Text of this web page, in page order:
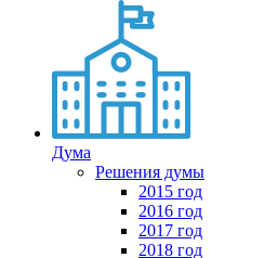
Дума
Решения думы
2015 год
2016 год
2017 год
2018 год